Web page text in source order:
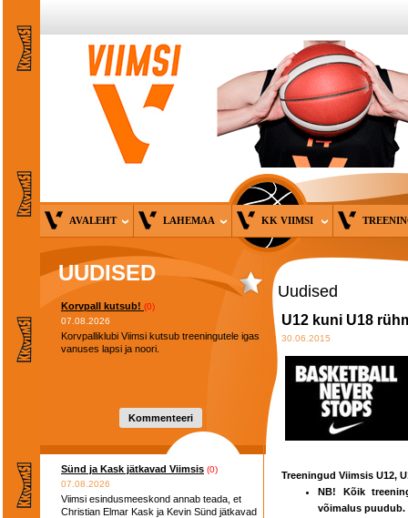
AVALEHT LAHEMAA KK VIIMSI
UUDISED
Korvpall kutsub! (0)
07.08.2026
Korvpalliklubi Viimsi kutsub treeningutele igas
vanuses lapsi ja noori.
Kommenteeri
Sünd ja Kask jätkavad Viimsis (0)
07.08.2026
Viimsi esindusmeeskond annab teada, et
Christian Elmar Kask ja Kevin Sünd jätkavad
Uudised
U12 kuni U18
30.06.2015
Treeningud Viimsis U12,
NB! Kõik
võimalus puudub.